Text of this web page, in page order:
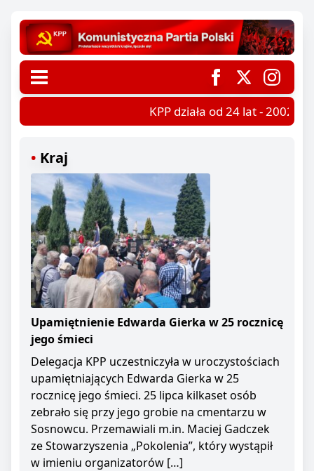
KPP działa od 24 lat - 2002-
Kraj
Upamiętnienie Edwarda Gierka w 25 rocznicę
jego śmieci
Delegacja KPP uczestniczyła w uroczystościach
upamiętniających Edwarda Gierka w 25
rocznicę jego śmieci. 25 lipca kilkaset osób
zebrało się przy jego grobie na cmentarzu w
Sosnowcu. Przemawiali m.in. Maciej Gadczek
ze Stowarzyszenia „Pokolenia”, który wystąpił
w imieniu organizatorów […]